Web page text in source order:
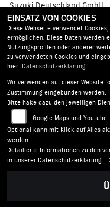
Suzuki Deutschland GmbH
Barrierefreiheitsbeauftragte*
Suzuki - Allee 7, 64625
Telefon: 06251 5700 - 380
E - Mail: kontakt@suzuki.de
Zweirad-Center Zöller
Deutschland
AGB |
EINSATZ VON COOKIES
Diese Webseite verwendet
ermöglichen. Diese Daten werden
Nutzungsprofilen oder anderer
zu verwendeten Cookies und
hier: Datenschutzerklärung
Wir verwenden auf dieser Website
Zustimmung eingebunden werden.
Bitte hake dazu den jeweiligen
Google Maps und Youtube
Optional kann mit Klick auf Alles
werden
Detailierte Informationen zu den
in unserer Datenschutzerklärung: